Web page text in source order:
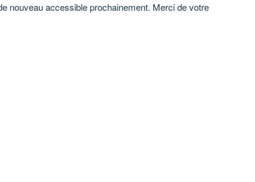
nouveau accessible prochainement. Merci de votre